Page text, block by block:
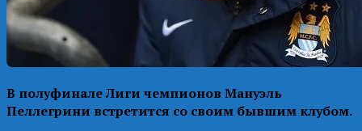
В полуфинале Лиги чемпионов Мануэль
Пеллегрини встретится со своим бывшим клубом.